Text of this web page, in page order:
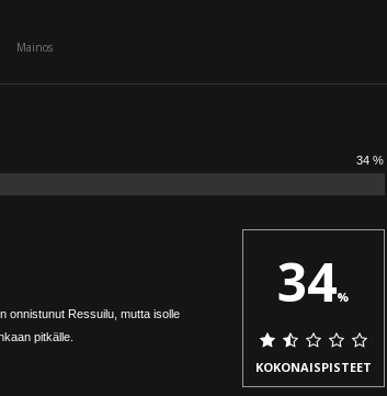
Mainos
34 %
onnistunut Ressuilu, mutta isolle
pitkälle.
34%
KOKONAISPISTEET